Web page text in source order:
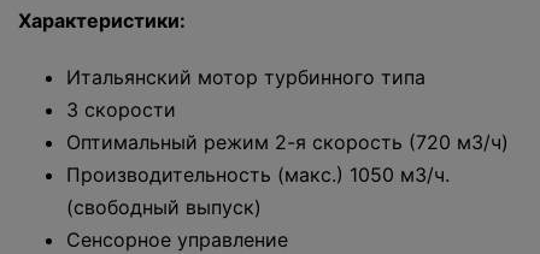
Характеристики:
Итальянский мотор турбинного типа
3 скорости
Оптимальный режим 2-я скорость (720 мЗ/ч)
Производительность (макс.) 1050 мЗ/ч.
(свободный выпуск)
Сенсорное управление